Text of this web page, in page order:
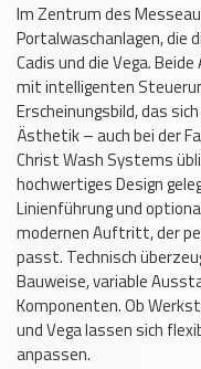
Im Zentrum des
Portalwaschanlagen, die
Cadis und die Vega.
mit intelligenten
Erscheinungsbild, das
Ästhetik – auch bei der
Christ Wash Systems
hochwertiges Design
Linienführung und
modernen Auftritt, der
passt. Technisch
Bauweise, variable
Komponenten. Ob
und Vega lassen sich
anpassen.